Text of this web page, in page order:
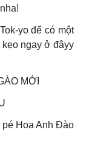
yo để có một
ngay ở đâyy
MỚI
pé Hoa Anh Đào